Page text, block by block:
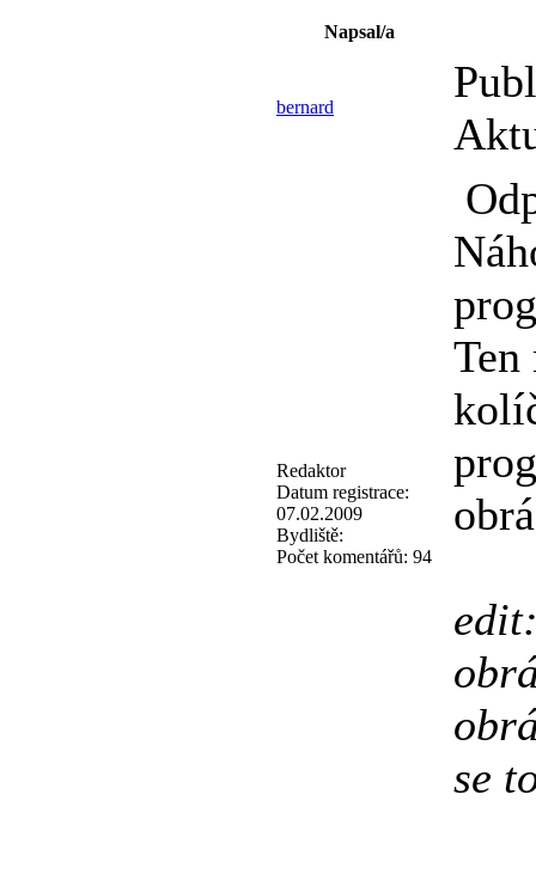
Napsal/a
bernard
Redaktor
Datum registrace:
07.02.2009
Bydliště:
Počet komentářů: 94
Ten
se